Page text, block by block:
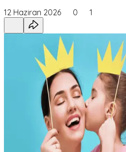
12 Haziran 2026 0 1